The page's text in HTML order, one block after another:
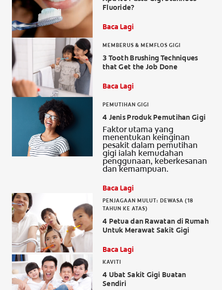
MY (MS)
Fluoride?
Baca Lagi
MEMBERUS & MEMFLOS GIGI
3 Tooth Brushing Techniques
that Get the Job Done
Baca Lagi
PEMUTIHAN GIGI
4 Jenis Produk Pemutihan Gigi
Faktor utama yang
menentukan keinginan
pesakit dalam pemutihan
gigi ialah kemudahan
penggunaan, keberkesanan
dan kemampuan.
Baca Lagi
PENJAGAAN MULUT: DEWASA (18
TAHUN KE ATAS)
4 Petua dan Rawatan di Rumah
Untuk Merawat Sakit Gigi
Baca Lagi
KAVITI
4 Ubat Sakit Gigi Buatan
Sendiri